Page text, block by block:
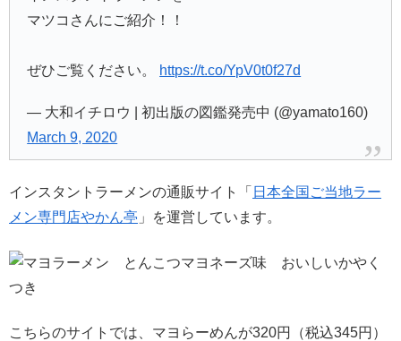
マツコさんにご紹介！！
ぜひご覧ください。 https://t.co/YpV0t0f27d
— 大和イチロウ | 初出版の図鑑発売中 (@yamato160)
March 9, 2020
インスタントラーメンの通販サイト「 日本全国ご当地ラー
メン専門店やかん亭 」を運営しています。
こちらのサイトでは、マヨらーめんが320円（税込345円）